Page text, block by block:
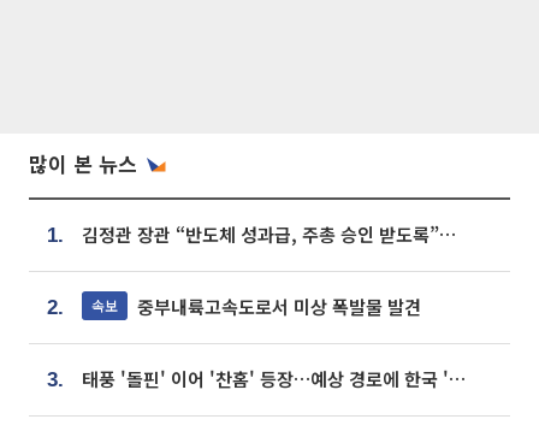
많이 본 뉴스
1. 김정관 장관 “반도체 성과급, 주총 승인 받도록”…상법·자본시장법 개정 시사
2. 속보 중부내륙고속도로서 미상 폭발물 발견
3. 태풍 '돌핀' 이어 '찬홈' 등장…예상 경로에 한국 '한숨'